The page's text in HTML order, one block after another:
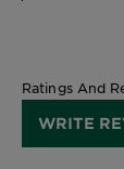
Ratings And
WRITE